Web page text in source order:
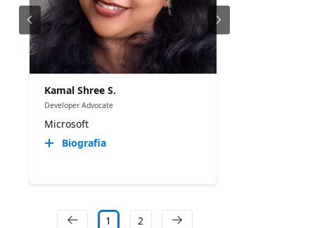
Kamal Shree S.
Developer Advocate
Microsoft
Biografia
1 2